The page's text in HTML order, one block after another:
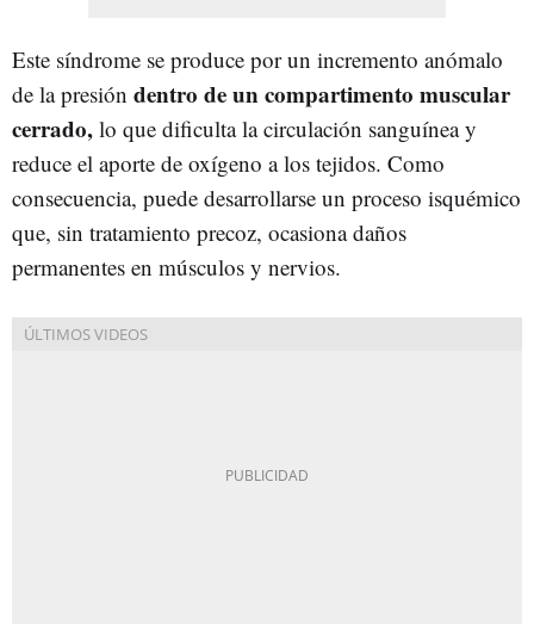
Este síndrome se produce por un incremento anómalo
de la presión dentro de un compartimento muscular
cerrado, lo que dificulta la circulación sanguínea y
reduce el aporte de oxígeno a los tejidos. Como
consecuencia, puede desarrollarse un proceso isquémico
que, sin tratamiento precoz, ocasiona daños
permanentes en músculos y nervios.